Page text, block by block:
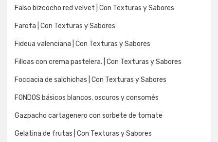
Falso bizcocho red velvet | Con Texturas y Sabores
Farofa | Con Texturas y Sabores
Fideua valenciana | Con Texturas y Sabores
Filloas con crema pastelera. | Con Texturas y Sabores
Foccacia de salchichas | Con Texturas y Sabores
FONDOS básicos blancos, oscuros y consomés
Gazpacho cartagenero con sorbete de tomate
Gelatina de frutas | Con Texturas y Sabores